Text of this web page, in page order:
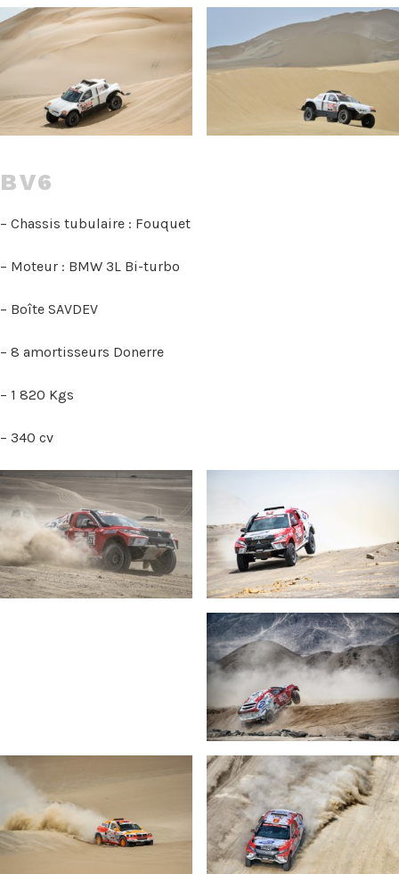
BV6
– Chassis tubulaire : Fouquet
– Moteur : BMW 3L Bi-turbo
– Boîte SAVDEV
– 8 amortisseurs Donerre
– 1 820 Kgs
– 340 cv